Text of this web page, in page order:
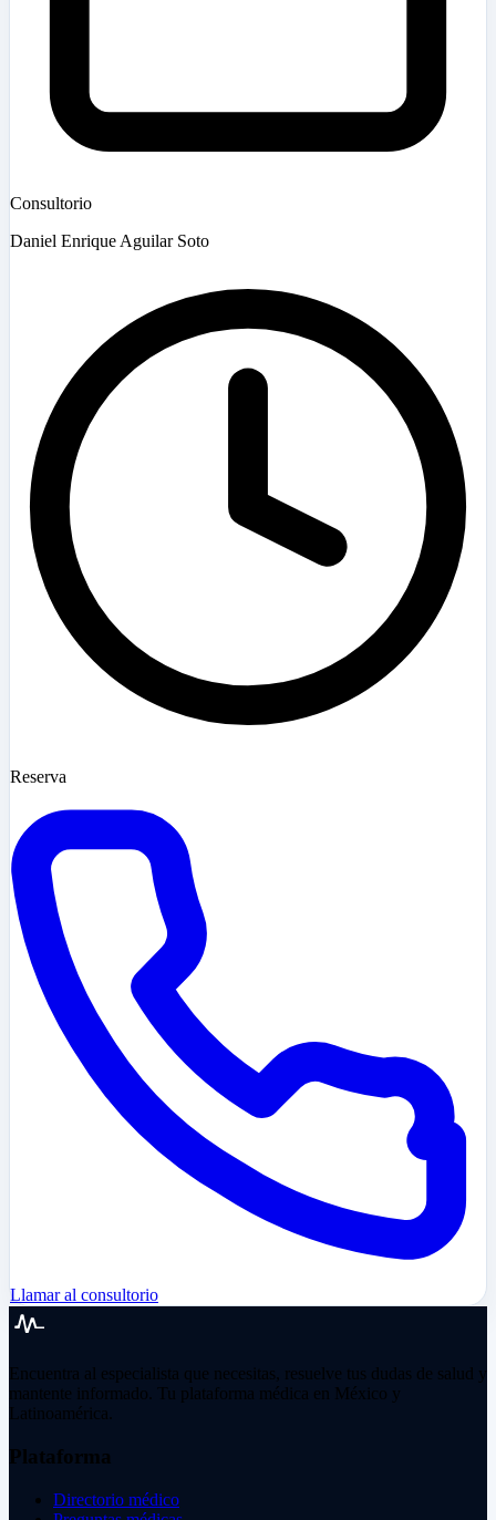
Consultorio
Daniel Enrique Aguilar Soto
Reserva
Llamar al consultorio
Encuentra al especialista que necesitas, resuelve tus dudas de salud y
mantente informado. Tu plataforma médica en México y
Latinoamérica.
Plataforma
Directorio médico